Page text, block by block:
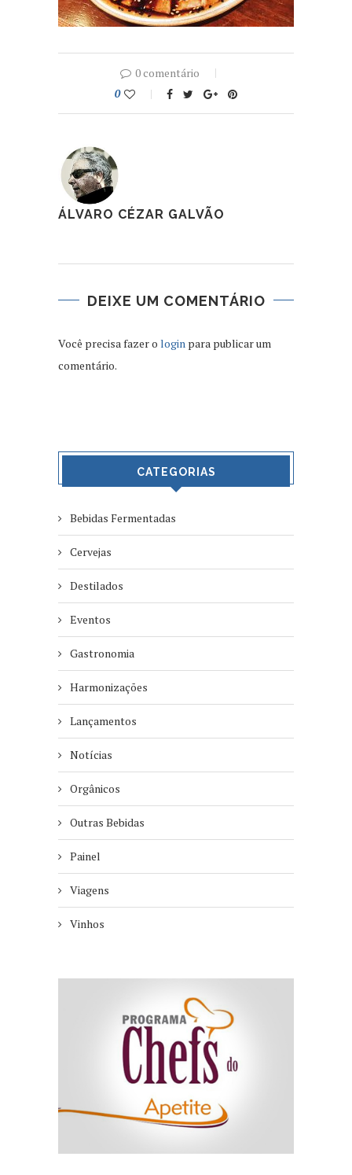
0 comentário
0
ÁLVARO CÉZAR GALVÃO
DEIXE UM COMENTÁRIO
Você precisa fazer o login para publicar um
comentário.
CATEGORIAS
Bebidas Fermentadas
Cervejas
Destilados
Eventos
Gastronomia
Harmonizações
Lançamentos
Notícias
Orgânicos
Outras Bebidas
Painel
Viagens
Vinhos